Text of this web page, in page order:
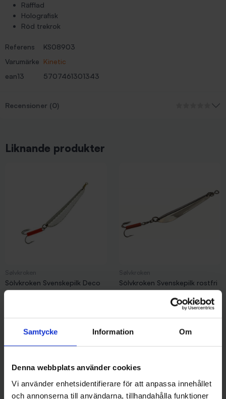
Samtycke Information Om
Denna webbplats använder cookies
Vi använder enhetsidentifierare för att anpassa innehållet
och annonserna till användarna, tillhandahålla funktioner
Räfflad
Holografisk
Röd trekrok
Referens
KS08903
Varumärke Kinetic
ean13
5707461301343
Recensioner (0)
Liknande produkter
Sølvkroken
Sölvkroken Svenskepilk Deco
175 gr
Sølvkroken
Sölvkroken Svenskepilk rostfri
110 gr
Andra gillade även